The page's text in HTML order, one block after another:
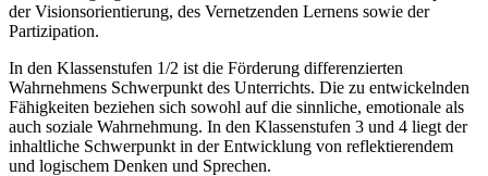
der Visionsorientierung, des Vernetzenden Lernens sowie der
Partizipation.
In den Klassenstufen 1/2 ist die Förderung differenzierten
Wahrnehmens Schwerpunkt des Unterrichts. Die zu entwickelnden
Fähigkeiten beziehen sich sowohl auf die sinnliche, emotionale als
auch soziale Wahrnehmung. In den Klassenstufen 3 und 4 liegt der
inhaltliche Schwerpunkt in der Entwicklung von reflektierendem
und logischem Denken und Sprechen.